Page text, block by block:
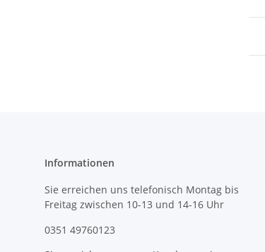
Informationen
Sie erreichen uns telefonisch Montag bis
Freitag zwischen 10-13 und 14-16 Uhr
0351 49760123